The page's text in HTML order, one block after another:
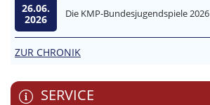
26.06.
2026
Die KMP-Bundesjugendspiele 2026
ZUR CHRONIK
SERVICE